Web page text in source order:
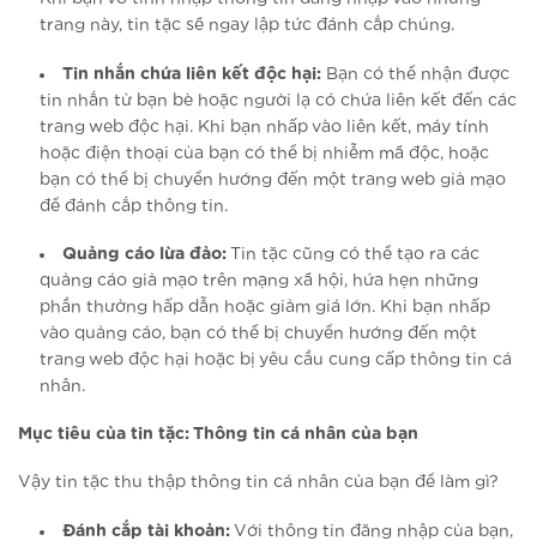
trang này, tin tặc sẽ ngay lập tức đánh cắp chúng.
Tin nhắn chứa liên kết độc hại: Bạn có thể nhận được
tin nhắn từ bạn bè hoặc người lạ có chứa liên kết đến các
trang web độc hại. Khi bạn nhấp vào liên kết, máy tính
hoặc điện thoại của bạn có thể bị nhiễm mã độc, hoặc
bạn có thể bị chuyển hướng đến một trang web giả mạo
để đánh cắp thông tin.
Quảng cáo lừa đảo: Tin tặc cũng có thể tạo ra các
quảng cáo giả mạo trên mạng xã hội, hứa hẹn những
phần thưởng hấp dẫn hoặc giảm giá lớn. Khi bạn nhấp
vào quảng cáo, bạn có thể bị chuyển hướng đến một
trang web độc hại hoặc bị yêu cầu cung cấp thông tin cá
nhân.
Mục tiêu của tin tặc: Thông tin cá nhân của bạn
Vậy tin tặc thu thập thông tin cá nhân của bạn để làm gì?
Đánh cắp tài khoản: Với thông tin đăng nhập của bạn,